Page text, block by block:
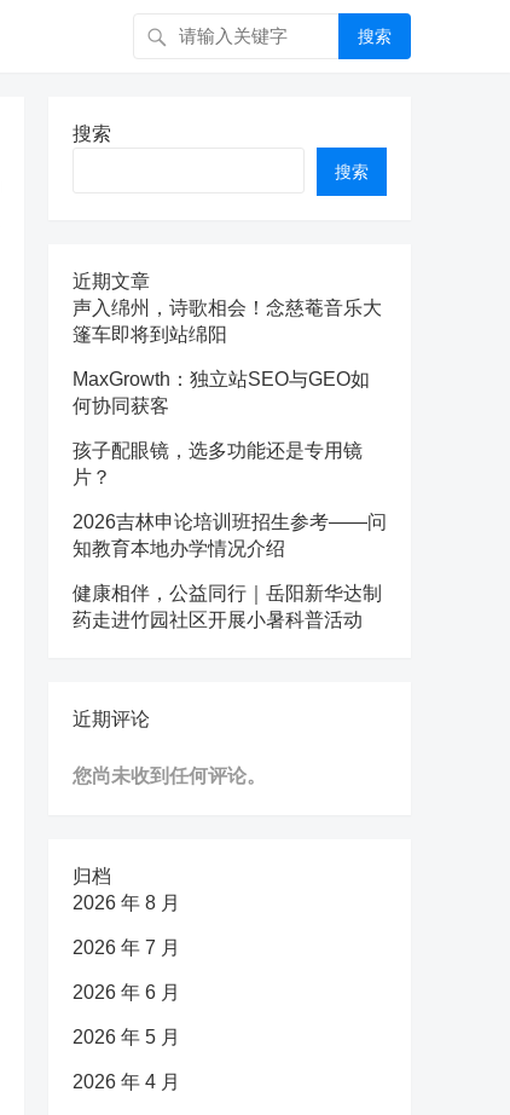
搜索
搜索
搜索
近期文章
声入绵州，诗歌相会！念慈菴音乐大
篷车即将到站绵阳
MaxGrowth：独立站SEO与GEO如
何协同获客
孩子配眼镜，选多功能还是专用镜
片？
2026吉林申论培训班招生参考——问
知教育本地办学情况介绍
健康相伴，公益同行｜岳阳新华达制
药走进竹园社区开展小暑科普活动
近期评论
您尚未收到任何评论。
归档
2026 年 8 月
2026 年 7 月
2026 年 6 月
2026 年 5 月
2026 年 4 月